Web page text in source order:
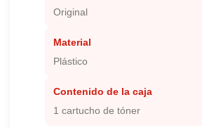
Original
Material
Plástico
Contenido de la caja
1 cartucho de tóner